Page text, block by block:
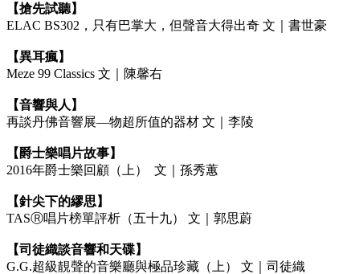
【搶先試聽】
ELAC BS302，只有巴掌大，但聲音大得出奇 文｜書世豪
【異耳瘋】
Meze 99 Classics 文｜陳馨右
【音響與人】
再談丹佛音響展—物超所值的器材 文｜李陵
【爵士樂唱片故事】
2016年爵士樂回顧（上） 文｜孫秀蕙
【針尖下的繆思】
TASⓇ唱片榜單評析（五十九） 文｜郭思蔚
【司徒織談音響和天碟】
G.G.超級靚聲的音樂廳與極品珍藏（上） 文｜司徒織